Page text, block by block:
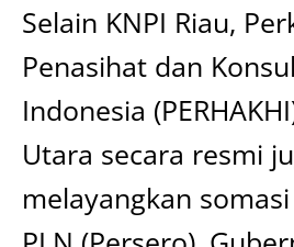
Selain KNPI Riau,
Penasihat dan
Indonesia
Utara secara resmi
melayangkan